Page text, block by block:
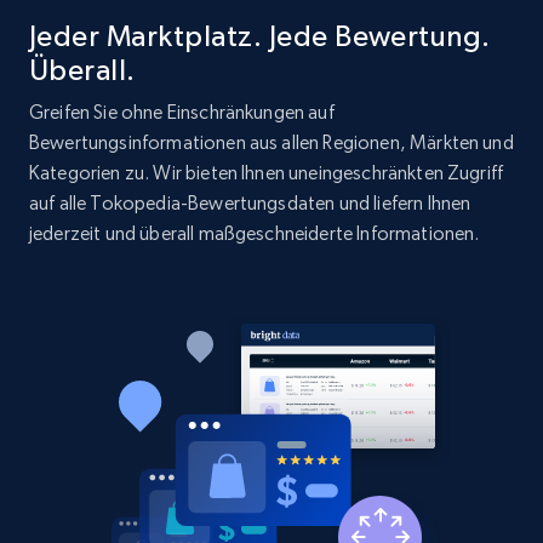
2.1K+
Etsy
URL, Product id, Listing inventory id, Title, Rating,
Reviews count shop, Reviews count item, Initial
323+
Etsy - Collect data on products using
specified keywords
URL, Product id, Listing inventory id, Title, Rating,
Jeder Marktplatz. Jede Bewertung.
Überall.
Greifen Sie ohne Einschränkungen auf
Bewertungsinformationen aus allen Regionen, Märkten und
Kategorien zu. Wir bieten Ihnen uneingeschränkten Zugriff
auf alle Tokopedia-Bewertungsdaten und liefern Ihnen
jederzeit und überall maßgeschneiderte Informationen.